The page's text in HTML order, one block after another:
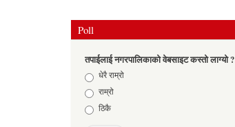
Poll
तपाईलाई नगरपालिकाको वेबसाइट कस्तो लाग्यो ?
Choicesधेरै राम्रो
राम्रो
ठिकै